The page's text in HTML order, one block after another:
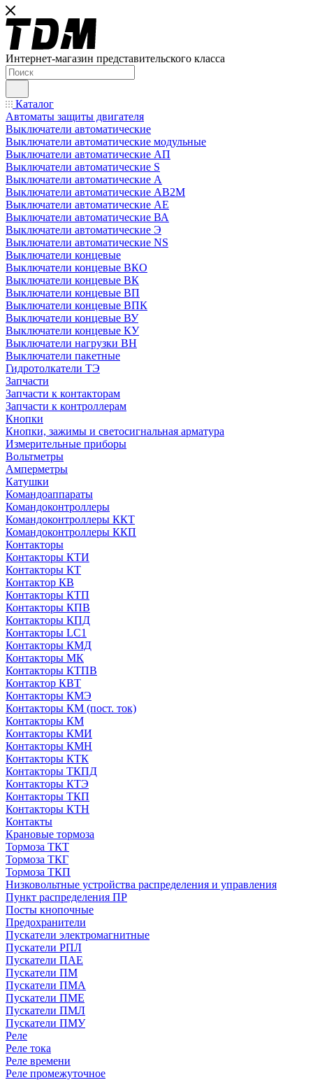
Интернет-магазин представительского класса
Каталог
Автоматы защиты двигателя
Выключатели автоматические
Выключатели автоматические модульные
Выключатели автоматические АП
Выключатели автоматические S
Выключатели автоматические А
Выключатели автоматические АВ2М
Выключатели автоматические АЕ
Выключатели автоматические ВА
Выключатели автоматические Э
Выключатели автоматические NS
Выключатели концевые
Выключатели концевые ВКО
Выключатели концевые ВК
Выключатели концевые ВП
Выключатели концевые ВПК
Выключатели концевые ВУ
Выключатели концевые КУ
Выключатели нагрузки ВН
Выключатели пакетные
Гидротолкатели ТЭ
Запчасти
Запчасти к контакторам
Запчасти к контроллерам
Кнопки
Кнопки, зажимы и светосигнальная арматура
Измерительные приборы
Вольтметры
Амперметры
Катушки
Командоаппараты
Командоконтроллеры
Командоконтроллеры ККТ
Командоконтроллеры ККП
Контакторы
Контакторы КТИ
Контакторы КТ
Контактор КВ
Контакторы КТП
Контакторы КПВ
Контакторы КПД
Контакторы LC1
Контакторы КМД
Контакторы МК
Контакторы КТПВ
Контактор КВТ
Контакторы КМЭ
Контакторы КМ (пост. ток)
Контакторы КМ
Контакторы КМИ
Контакторы КМН
Контакторы КТК
Контакторы ТКПД
Контакторы КТЭ
Контакторы ТКП
Контакторы КТН
Контакты
Крановые тормоза
Тормоза ТКТ
Тормоза ТКГ
Тормоза ТКП
Низковольтные устройства распределения и управления
Пункт распределения ПР
Посты кнопочные
Предохранители
Пускатели электромагнитные
Пускатели РПЛ
Пускатели ПАЕ
Пускатели ПМ
Пускатели ПМА
Пускатели ПМЕ
Пускатели ПМЛ
Пускатели ПМУ
Реле
Реле тока
Реле времени
Реле промежуточное